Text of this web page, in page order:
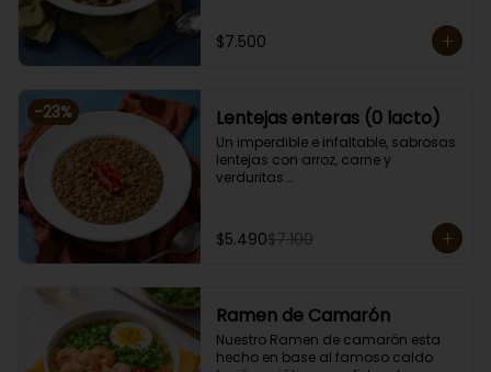
choclo y sésamo.
Porción de 750 grs.
$7.500
-23% Lentejas enteras (0 lacto)
Un imperdible e infaltable, sabrosas
lentejas con arroz, carne y
verduritas.
$5.490$7.100
Ramen de Camarón
Nuestro Ramen de camarón esta
hecho en base al famoso caldo